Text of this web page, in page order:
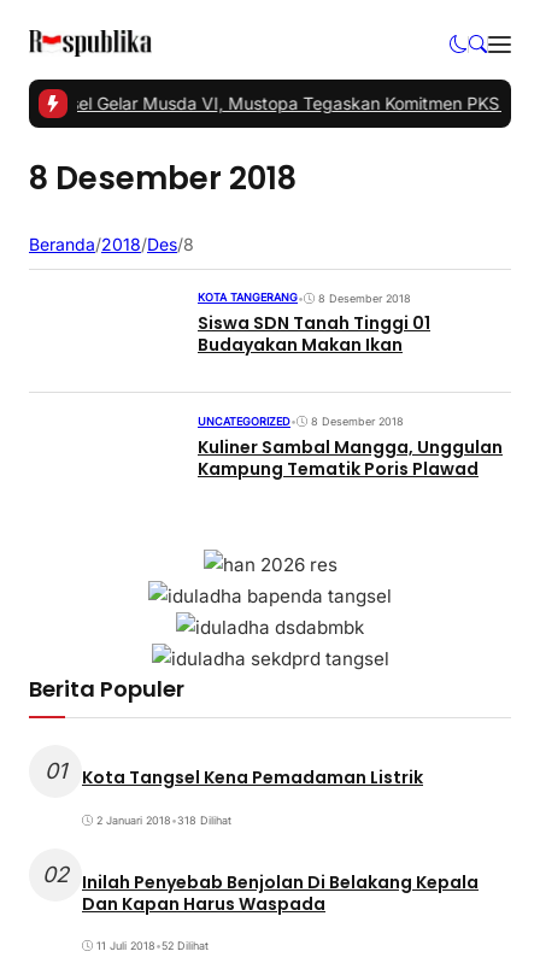
Tangsel Gelar Musda VI, Mustopa Tegaskan Komitmen PKS
8 Desember 2018
Beranda/2018/Des/8
KOTA TANGERANG• 8 Desember 2018
Siswa SDN Tanah Tinggi 01
Budayakan Makan Ikan
UNCATEGORIZED• 8 Desember 2018
Kuliner Sambal Mangga, Unggulan
Kampung Tematik Poris Plawad
Berita Populer
01 Kota Tangsel Kena Pemadaman Listrik
2 Januari 2018•318 Dilihat
02 Inilah Penyebab Benjolan Di Belakang Kepala
Dan Kapan Harus Waspada
11 Juli 2018•52 Dilihat